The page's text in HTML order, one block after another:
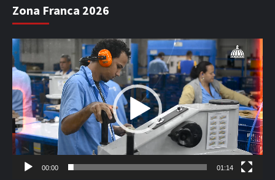
Zona Franca 2026
Reproductor
de
vídeo
00:00 01:14